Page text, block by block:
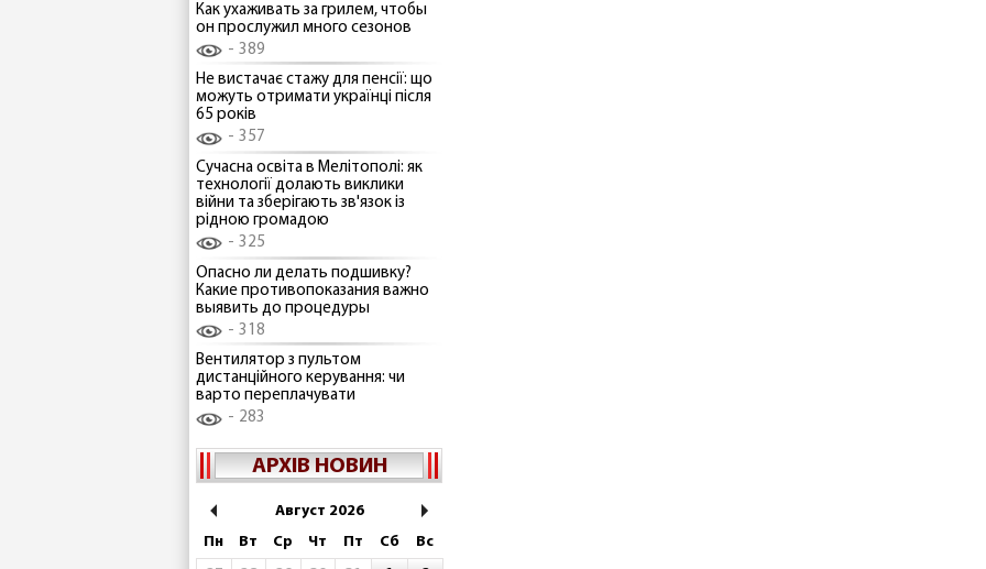
Как ухаживать за грилем, чтобы
он прослужил много сезонов
389
Не вистачає стажу для пенсії: що
можуть отримати українці після
65 років
357
Сучасна освіта в Мелітополі: як
технології долають виклики
війни та зберігають зв'язок із
рідною громадою
325
Опасно ли делать подшивку?
Какие противопоказания важно
выявить до процедуры
318
Вентилятор з пультом
дистанційного керування: чи
варто переплачувати
283
АРХІВ НОВИН
Август 2026
Пн
Вт Ср Чт Пт Сб
Вс